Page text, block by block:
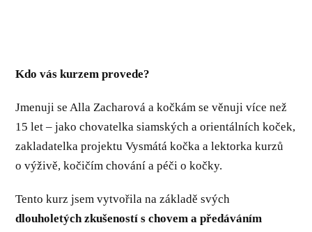
Kdo vás kurzem provede?
Jmenuji se Alla Zacharová a kočkám se věnuji více než
15 let – jako chovatelka siamských a orientálních koček,
zakladatelka projektu Vysmátá kočka a lektorka kurzů
o výživě, kočičím chování a péči o kočky.
Tento kurz jsem vytvořila na základě svých
dlouholetých zkušeností s chovem a předáváním